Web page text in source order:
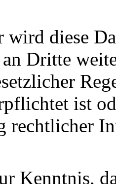
wird diese
Dritte
ist
rechtlicher
Kenntnis,